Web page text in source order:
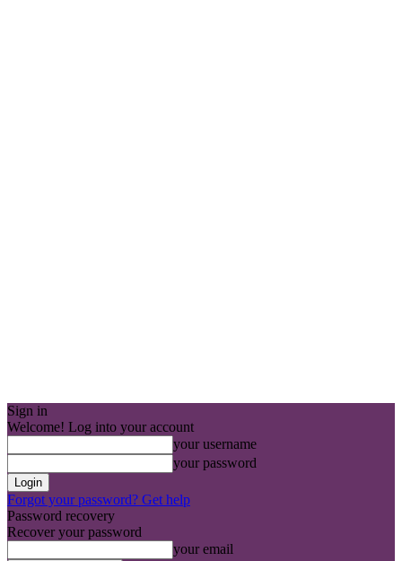
Sign in
Welcome! Log into your account
your username
your password
Forgot your password? Get help
Password recovery
Recover your password
your email